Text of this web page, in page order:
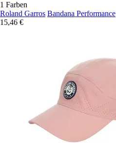
1 Farben
Roland Garros Bandana Performance
15,46 €